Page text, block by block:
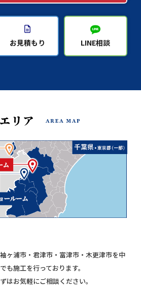
お見積もり LINE相談
ヶ浦市・君津市・富津市・木更津市を中
も施工を行っております。
はお気軽にご相談ください。